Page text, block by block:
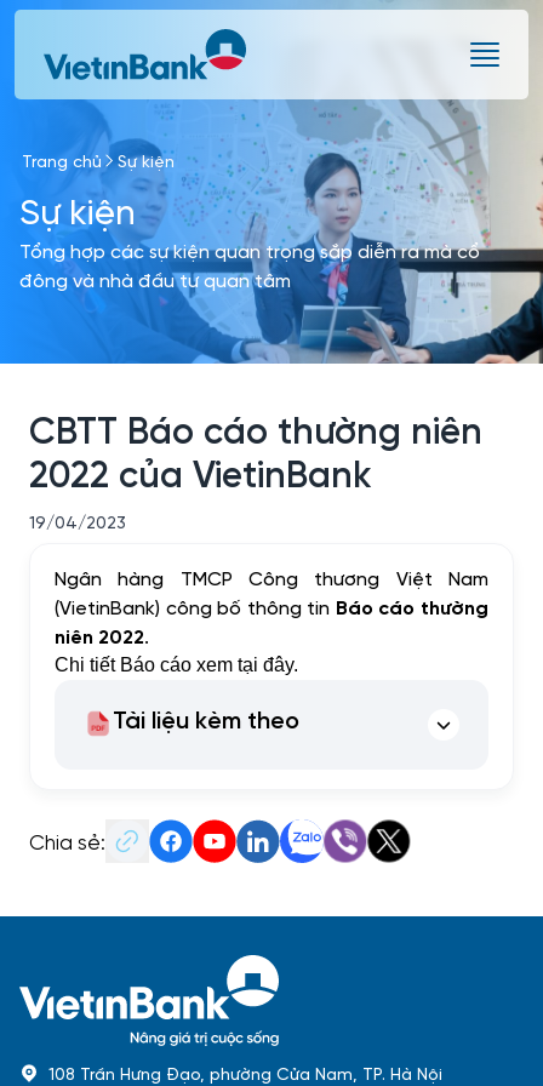
Skip to Main Content
Trang chủ Sự kiện
Sự kiện
Tổng hợp các sự kiện quan trọng sắp diễn ra mà cổ
đông và nhà đầu tư quan tâm
CBTT Báo cáo thường niên
2022 của VietinBank
19/04/2023
Ngân hàng TMCP Công thương Việt Nam
(VietinBank) công bố thông tin Báo cáo thường
niên 2022.
Chi tiết Báo cáo xem tại đây.
Tài liệu kèm theo
Chia sẻ:
108 Trần Hưng Đạo, phường Cửa Nam, TP. Hà Nội